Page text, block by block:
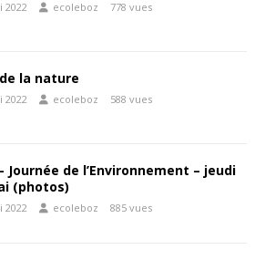
2022 ecoleboz 778 vues
la nature
2022 ecoleboz 588 vues
Journée de l’Environnement – jeudi
(photos)
2022 ecoleboz 885 vues